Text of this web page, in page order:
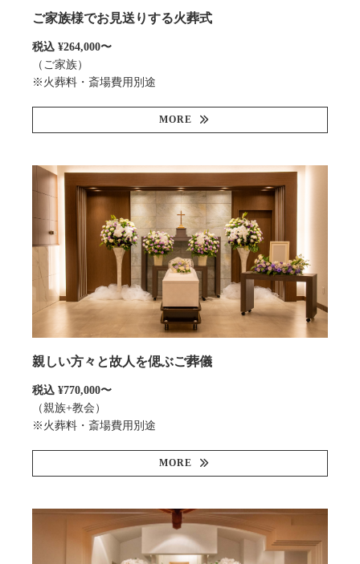
ご家族様でお見送りする火葬式
税込 ¥264,000〜
（ご家族）
※火葬料・斎場費用別途
MORE
親しい方々と故人を偲ぶご葬儀
税込 ¥770,000〜
（親族+教会）
※火葬料・斎場費用別途
MORE